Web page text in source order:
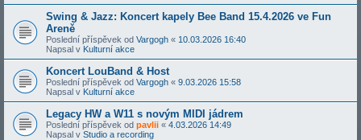
Swing & Jazz: Koncert kapely Bee Band 15.4.2026 ve Fun
Areně
Poslední příspěvek od Vargogh « 10.03.2026 16:40
Napsal v Kulturní akce
Koncert LouBand & Host
Poslední příspěvek od Vargogh « 9.03.2026 15:58
Napsal v Kulturní akce
Legacy HW a W11 s novým MIDI jádrem
Poslední příspěvek od pavlii « 4.03.2026 14:49
Napsal v Studio a recording